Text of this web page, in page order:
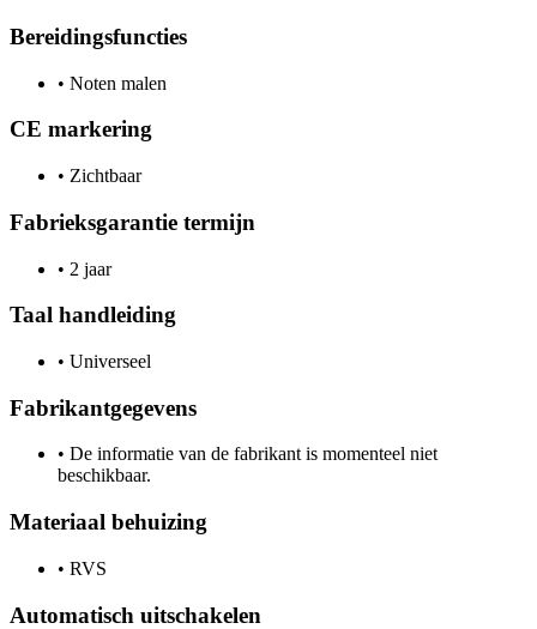
Bereidingsfuncties
• Noten malen
CE markering
• Zichtbaar
Fabrieksgarantie termijn
• 2 jaar
Taal handleiding
• Universeel
Fabrikantgegevens
• De informatie van de fabrikant is momenteel niet
beschikbaar.
Materiaal behuizing
• RVS
Automatisch uitschakelen